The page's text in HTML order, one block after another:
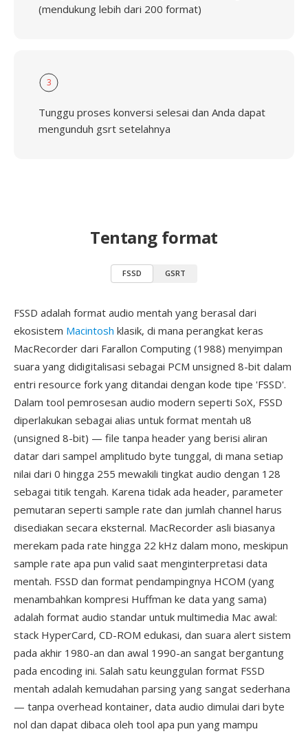
(mendukung lebih dari 200 format)
3
Tunggu proses konversi selesai dan Anda dapat
mengunduh gsrt setelahnya
Tentang format
FSSD GSRT
FSSD adalah format audio mentah yang berasal dari
ekosistem Macintosh klasik, di mana perangkat keras
MacRecorder dari Farallon Computing (1988) menyimpan
suara yang didigitalisasi sebagai PCM unsigned 8-bit dalam
entri resource fork yang ditandai dengan kode tipe 'FSSD'.
Dalam tool pemrosesan audio modern seperti SoX, FSSD
diperlakukan sebagai alias untuk format mentah u8
(unsigned 8-bit) — file tanpa header yang berisi aliran
datar dari sampel amplitudo byte tunggal, di mana setiap
nilai dari 0 hingga 255 mewakili tingkat audio dengan 128
sebagai titik tengah. Karena tidak ada header, parameter
pemutaran seperti sample rate dan jumlah channel harus
disediakan secara eksternal. MacRecorder asli biasanya
merekam pada rate hingga 22 kHz dalam mono, meskipun
sample rate apa pun valid saat menginterpretasi data
mentah. FSSD dan format pendampingnya HCOM (yang
menambahkan kompresi Huffman ke data yang sama)
adalah format audio standar untuk multimedia Mac awal:
stack HyperCard, CD-ROM edukasi, dan suara alert sistem
pada akhir 1980-an dan awal 1990-an sangat bergantung
pada encoding ini. Salah satu keunggulan format FSSD
mentah adalah kemudahan parsing yang sangat sederhana
— tanpa overhead kontainer, data audio dimulai dari byte
nol dan dapat dibaca oleh tool apa pun yang mampu